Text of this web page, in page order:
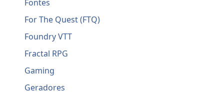
Fontes
For The Quest (FTQ)
Foundry VTT
Fractal RPG
Gaming
Geradores